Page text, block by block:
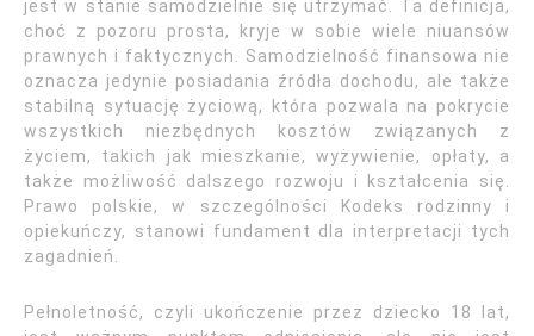
jest w stanie samodzielnie się utrzymać. Ta definicja,
choć z pozoru prosta, kryje w sobie wiele niuansów
prawnych i faktycznych. Samodzielność finansowa nie
oznacza jedynie posiadania źródła dochodu, ale także
stabilną sytuację życiową, która pozwala na pokrycie
wszystkich niezbędnych kosztów związanych z
życiem, takich jak mieszkanie, wyżywienie, opłaty, a
także możliwość dalszego rozwoju i kształcenia się.
Prawo polskie, w szczególności Kodeks rodzinny i
opiekuńczy, stanowi fundament dla interpretacji tych
zagadnień.
Pełnoletność, czyli ukończenie przez dziecko 18 lat,